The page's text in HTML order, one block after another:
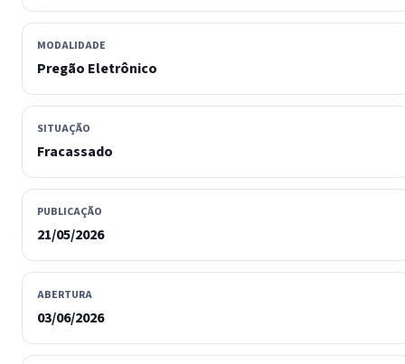
MODALIDADE
Pregão Eletrônico
SITUAÇÃO
Fracassado
PUBLICAÇÃO
21/05/2026
ABERTURA
03/06/2026